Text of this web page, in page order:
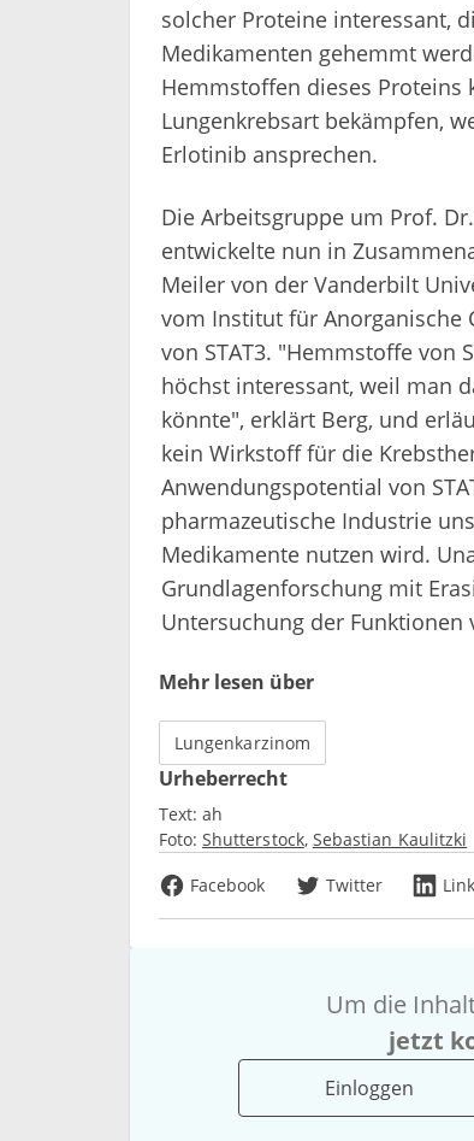
solcher Proteine interessant,
Medikamenten gehemmt
Hemmstoffen dieses
Lungenkrebsart bekämpfen,
Erlotinib ansprechen.
Die Arbeitsgruppe um Prof.
entwickelte nun in
Meiler von der Vanderbilt
vom Institut für Anorganische
von STAT3. "Hemmstoffe von
höchst interessant, weil man
könnte", erklärt Berg, und
kein Wirkstoff für die
Anwendungspotential von
pharmazeutische Industrie
Medikamente nutzen wird.
Grundlagenforschung mit
Untersuchung der Funktionen
Mehr lesen über
Lungenkarzinom
Urheberrecht
Text: ah
Foto: Shutterstock Sebastian Kaulitzki
Facebook
Twitter
Um die
jetzt
Einloggen